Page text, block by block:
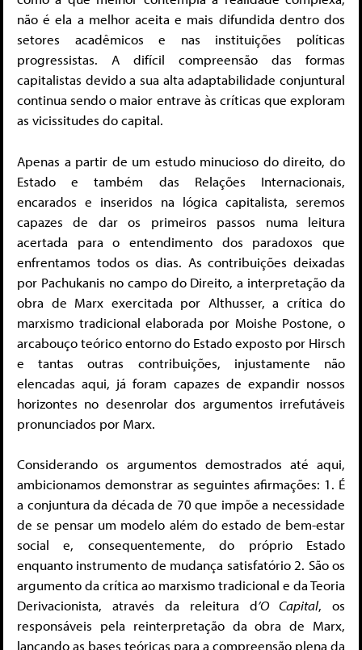
não é ela a melhor aceita e mais difundida dentro dos
setores acadêmicos e nas instituições políticas
progressistas. A difícil compreensão das formas
capitalistas devido a sua alta adaptabilidade conjuntural
continua sendo o maior entrave às críticas que exploram
as vicissitudes do capital.
Apenas a partir de um estudo minucioso do direito, do
Estado e também das Relações Internacionais,
encarados e inseridos na lógica capitalista, seremos
capazes de dar os primeiros passos numa leitura
acertada para o entendimento dos paradoxos que
enfrentamos todos os dias. As contribuições deixadas
por Pachukanis no campo do Direito, a interpretação da
obra de Marx exercitada por Althusser, a crítica do
marxismo tradicional elaborada por Moishe Postone, o
arcabouço teórico entorno do Estado exposto por Hirsch
e tantas outras contribuições, injustamente não
elencadas aqui, já foram capazes de expandir nossos
horizontes no desenrolar dos argumentos irrefutáveis
pronunciados por Marx.
Considerando os argumentos demostrados até aqui,
ambicionamos demonstrar as seguintes afirmações: 1. É
a conjuntura da década de 70 que impõe a necessidade
de se pensar um modelo além do estado de bem-estar
social e, consequentemente, do próprio Estado
enquanto instrumento de mudança satisfatório 2. São os
argumento da crítica ao marxismo tradicional e da Teoria
Derivacionista, através da releitura d’O Capital, os
responsáveis pela reinterpretação da obra de Marx,
lançando as bases teóricas para a compreensão plena da